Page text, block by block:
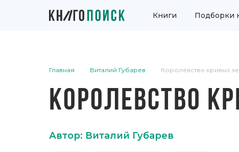
Книги Подборки
Главная Виталий Губарев Королевство кривых
КОРОЛЕВСТВО
Автор: Виталий Губарев